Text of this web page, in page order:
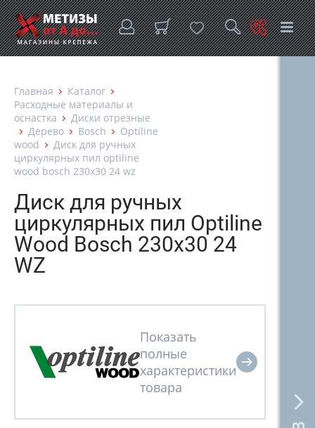
Главная
Каталог
Расходные материалы и
оснастка
Диски отрезные
Дерево
Bosch
Optiline
wood
Диск для ручных
циркулярных пил optiline
wood bosch 230х30 24 wz
Диск для ручных
циркулярных пил Optiline
Wood Bosch 230х30 24
WZ